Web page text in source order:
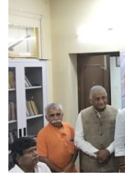
Special Story
Business
Crime
Tamilnadu
National
World